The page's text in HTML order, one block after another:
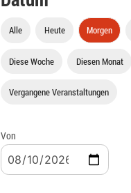
Alle Heute Morgen
Diese Woche Diesen Monat
Vergangene Veranstaltungen
Von